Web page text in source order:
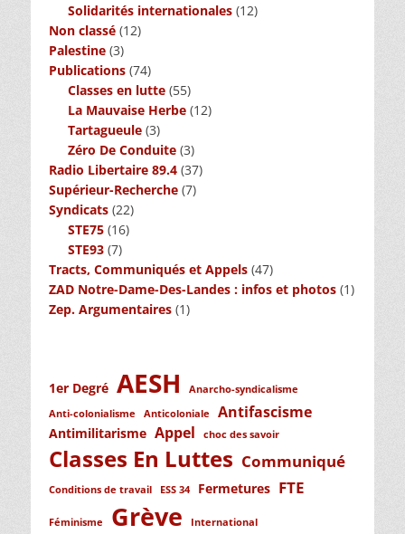
Solidarités internationales (12)
Non classé (12)
Palestine (3)
Publications (74)
Classes en lutte (55)
La Mauvaise Herbe (12)
Tartagueule (3)
Zéro De Conduite (3)
Radio Libertaire 89.4 (37)
Supérieur-Recherche (7)
Syndicats (22)
STE75 (16)
STE93 (7)
Tracts, Communiqués et Appels (47)
ZAD Notre-Dame-Des-Landes : infos et photos (1)
Zep. Argumentaires (1)
1er Degré AESH
Anarcho-syndicalisme
Anti-colonialisme
Anticoloniale Antifascisme
Antimilitarisme Appel choc des savoir
Classes En Luttes Communiqué
Conditions de travail ESS 34 Fermetures FTE
Féminisme Grève International